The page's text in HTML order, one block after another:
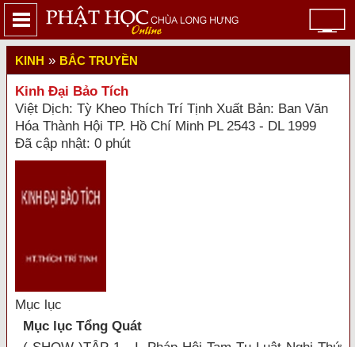
KINH » BẮC TRUYỀN
Kinh Đại Bảo Tích
Việt Dịch: Tỳ Kheo Thích Trí Tịnh Xuất Bản: Ban Văn
Hóa Thành Hội TP. Hồ Chí Minh PL 2543 - DL 1999
Đã cập nhật: 0 phút
Mục lục
Mục lục Tổng Quát